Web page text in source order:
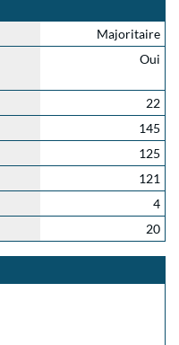
Majoritaire
Oui
22
145
125
121
4
20